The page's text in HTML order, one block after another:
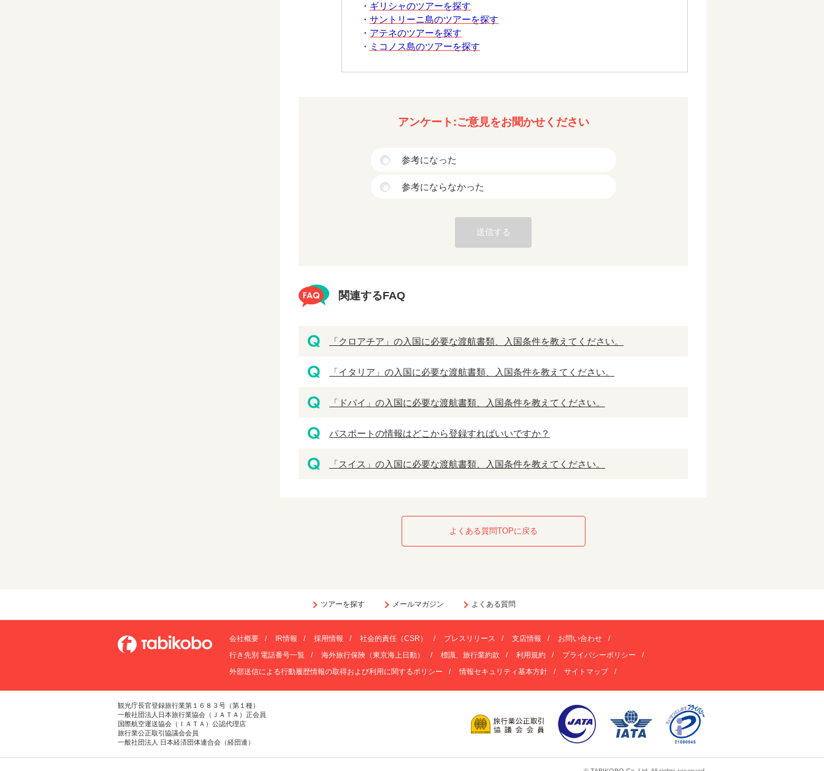
・ ギリシャのツアーを探す
・ サントリーニ島のツアーを探す
・ アテネのツアーを探す
・ ミコノス島のツアーを探す
アンケート:ご意見をお聞かせください
参考になった
参考にならなかった
関連するFAQ
「クロアチア」の入国に必要な渡航書類、入国条件を教えてください。
「イタリア」の入国に必要な渡航書類、入国条件を教えてください。
「ドバイ」の入国に必要な渡航書類、入国条件を教えてください。
パスポートの情報はどこから登録すればいいですか？
「スイス」の入国に必要な渡航書類、入国条件を教えてください。
よくある質問TOPに戻る
ツアーを探す メールマガジン よくある質問
会社概要 IR情報 採用情報 社会的責任（CSR） プレスリリース 支店情報
お問い合わせ
行き先別 電話番号一覧
海外旅行保険（東京海上日動） 標識、旅行業約款 利用規約
プライバシーポリシー
外部送信による行動履歴情報の取得および利用に関するポリシー
情報セキュリティ基本方針 サイトマップ
観光庁長官登録旅行業第１６８３号（第１種）
一般社団法人日本旅行業協会（ＪＡＴＡ）正会員
国際航空運送協会（ＩＡＴＡ）公認代理店
旅行業公正取引協議会会員
一般社団法人 日本経済団体連合会（経団連）